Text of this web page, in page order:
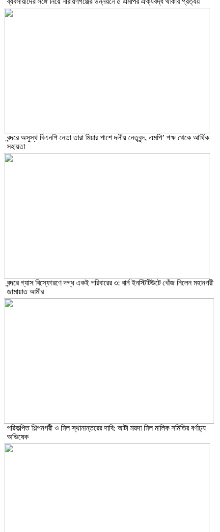
বন্দরে অসুস্থ বিএনপি নেতা তারা মিয়ার পাশে দলীয় নেতৃবৃন্দ, এমপি’ পক্ষ থেকে আর্থিক
সহায়তা
বন্দরে গ্যাস বিস্ফোরণে দগ্ধ একই পরিবারের ৩: বার্ন ইনস্টিটিউটে খোঁজ নিলেন মহানগরী
জামায়াত আমীর
পরিকল্পিত শিল্পনগরী ও মিল স্থানান্তরের দাবি: আটা ময়দা মিল মালিক সমিতির বর্ণাঢ্য
অভিষেক